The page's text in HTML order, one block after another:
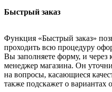
Быстрый заказ
Функция «Быстрый заказ»
проходить всю процедуру
Вы заполняете форму, и через
менеджер магазина. Он
на вопросы, касающиеся
также подскажет о вариантах